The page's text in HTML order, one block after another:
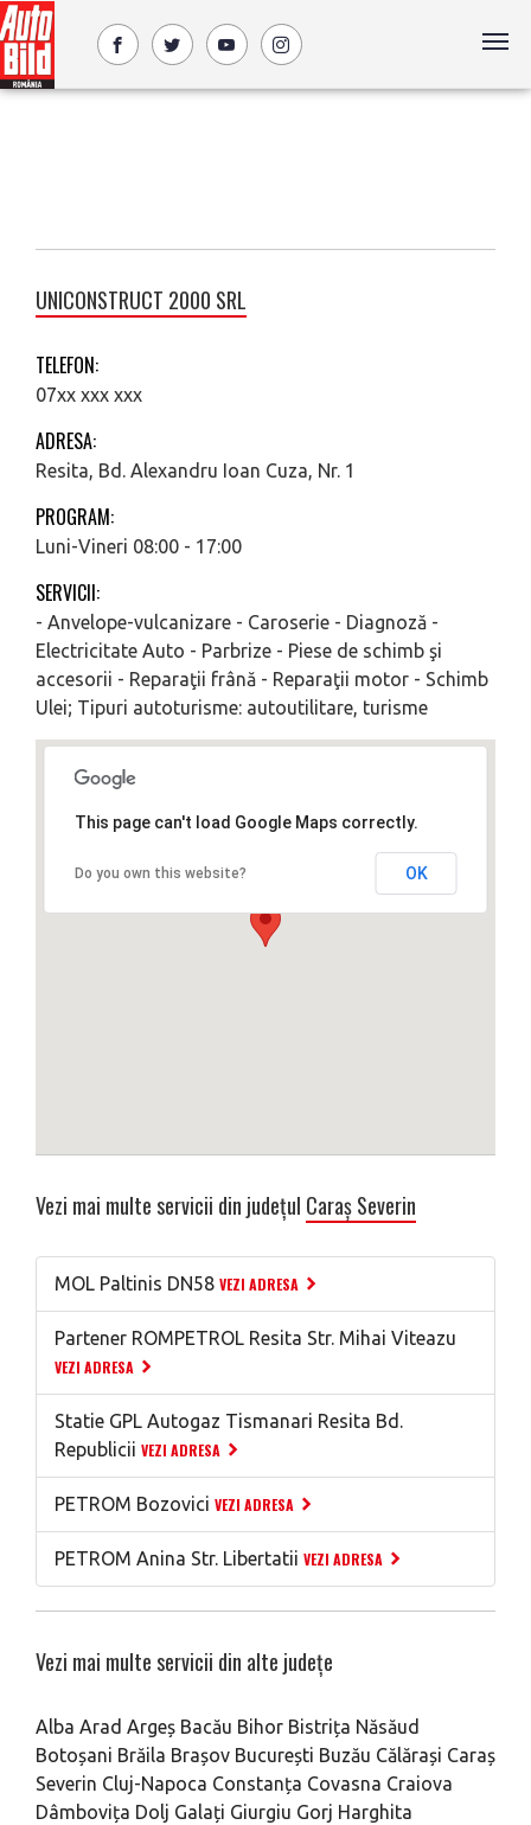
UNICONSTRUCT 2000 SRL
TELEFON:
07xx xxx xxx
ADRESA:
Resita, Bd. Alexandru Ioan Cuza, Nr. 1
PROGRAM:
Luni-Vineri 08:00 - 17:00
SERVICII:
- Anvelope-vulcanizare - Caroserie - Diagnoză -
Electricitate Auto - Parbrize - Piese de schimb şi
accesorii - Reparaţii frână - Reparaţii motor - Schimb
Ulei; Tipuri autoturisme: autoutilitare, turisme
This page can't load Google Maps correctly.
Do you own this website? OK
Vezi mai multe servicii din județul Caraș Severin
MOL Paltinis DN58 VEZI ADRESA
Partener ROMPETROL Resita Str. Mihai Viteazu
VEZI ADRESA
Statie GPL Autogaz Tismanari Resita Bd.
Republicii VEZI ADRESA
PETROM Bozovici VEZI ADRESA
PETROM Anina Str. Libertatii VEZI ADRESA
Vezi mai multe servicii din alte județe
Alba Arad Argeș Bacău Bihor Bistrița Năsăud
Botoșani Brăila Brașov București Buzău Călărași Caraș
Severin Cluj-Napoca Constanța Covasna Craiova
Dâmbovița Dolj Galați Giurgiu Gorj Harghita